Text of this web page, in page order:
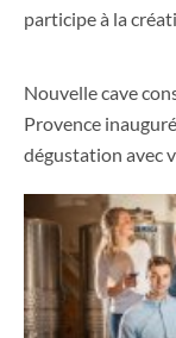
participe à la
Nouvelle cave
Provence
dégustation avec